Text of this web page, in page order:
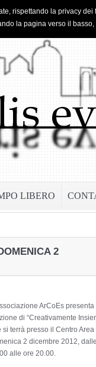
LIBERO
2
ArCoEs
di “Creativamente
si terrà presso il Centro Area
2 dicembre 2012,
alle ore 20.00.
rispettando la privacy
la pagina verso il